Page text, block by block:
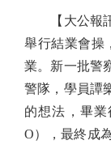
【大公報訊
舉行結業會操
業。新一批警
警隊，學員譚
的想法，畢
O），最終成